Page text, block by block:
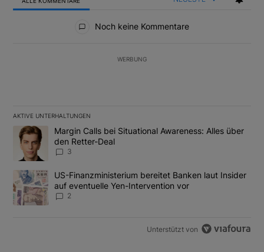
Noch keine Kommentare
WERBUNG
AKTIVE UNTERHALTUNGEN
Das Folgende ist eine Liste der am meisten kommentierten
Ein Trendartikel mit dem Titel "Margin Calls bei Situational
Margin Calls bei Situational Awareness: Alles über
den Retter-Deal
3
Ein Trendartikel mit dem Titel "US-Finanzministerium bereitet
US-Finanzministerium bereitet Banken laut Insider
auf eventuelle Yen-Intervention vor
2
Unterstützt von